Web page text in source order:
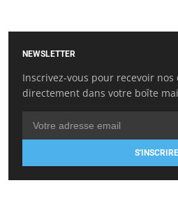
NEWSLETTER
Inscrivez-vous pour recevoir
directement dans votre boîte
S'INSCRIRE